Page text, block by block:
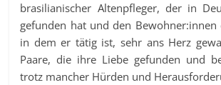
brasilianischer Altenpfleger, der in
gefunden hat und den Bewohner:innen
in dem er tätig ist, sehr ans Herz
Paare, die ihre Liebe gefunden und
trotz mancher Hürden und